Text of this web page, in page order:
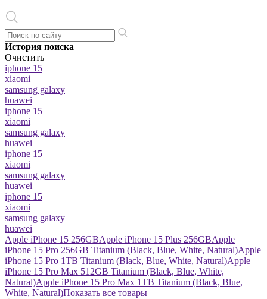
История поиска
Очистить
iphone 15
xiaomi
samsung galaxy
huawei
iphone 15
xiaomi
samsung galaxy
huawei
iphone 15
xiaomi
samsung galaxy
huawei
iphone 15
xiaomi
samsung galaxy
huawei
Apple iPhone 15 256GBApple iPhone 15 Plus 256GBApple
iPhone 15 Pro 256GB Titanium (Black, Blue, White, Natural)Apple
iPhone 15 Pro 1TB Titanium (Black, Blue, White, Natural)Apple
iPhone 15 Pro Max 512GB Titanium (Black, Blue, White,
Natural)Apple iPhone 15 Pro Max 1TB Titanium (Black, Blue,
White, Natural)Показать все товары